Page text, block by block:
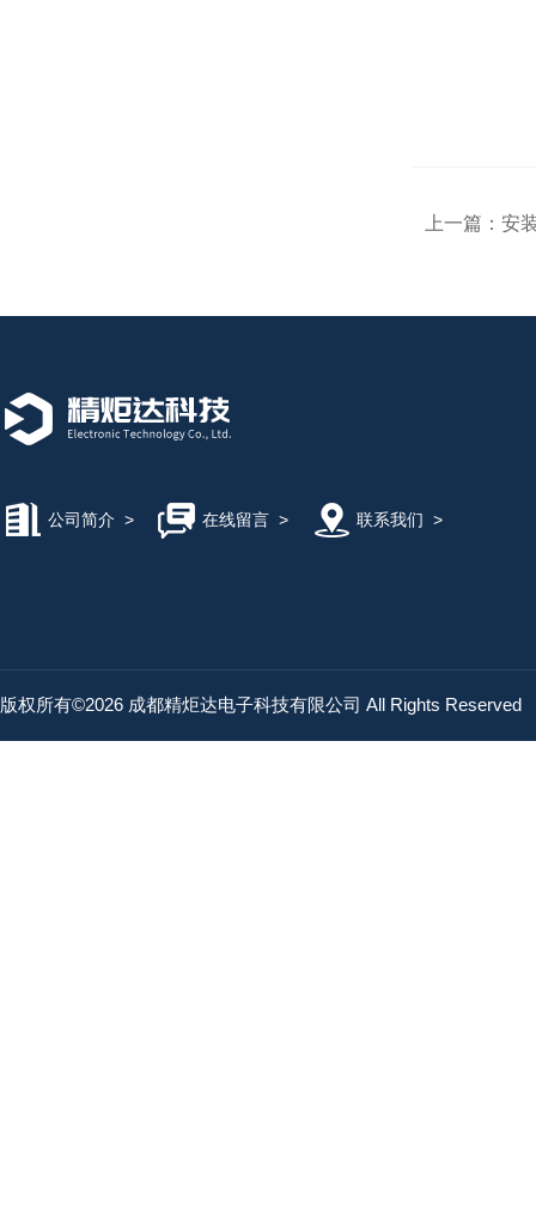
上一篇： 安
公司简介 > 在线留言> 联系我们 >
版权所有©2026 成都精炬达电子科技有限公司 All Rights Reserved